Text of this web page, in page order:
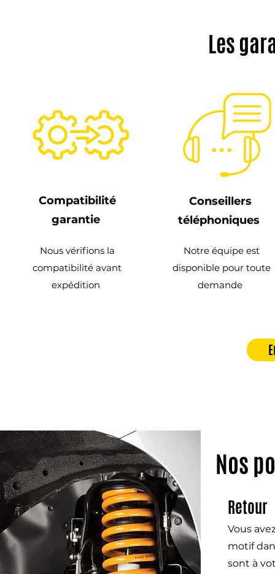
Les
Compatibilité
garantie
Nous vérifions la
compatibilité avant
expédition
Conseillers
téléphoniques
Notre équipe est
disponible pour toute
demande
Nos
Retour
Vous
motif
sont à